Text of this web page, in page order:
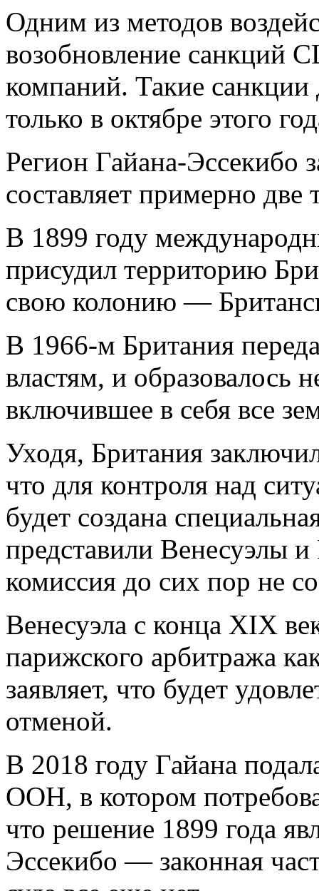
Одним из методов
возобновление санкций
компаний. Такие санкции
только в октябре этого
Регион Гайана-Эссекибо
составляет примерно
В 1899 году
присудил территорию
свою колонию —
В 1966-м Британия
властям, и образовалось
включившее в себя все
Уходя, Британия
что для контроля над
будет создана
представили Венесуэлы
комиссия до сих пор не
Венесуэла с конца XIX
парижского арбитража
заявляет, что будет
отменой.
В 2018 году Гайана
ООН, в котором
что решение 1899 года
Эссекибо — законная